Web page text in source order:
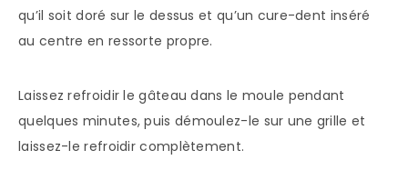
qu’il soit doré sur le dessus et qu’un cure-dent inséré
au centre en ressorte propre.
Laissez refroidir le gâteau dans le moule pendant
quelques minutes, puis démoulez-le sur une grille et
laissez-le refroidir complètement.